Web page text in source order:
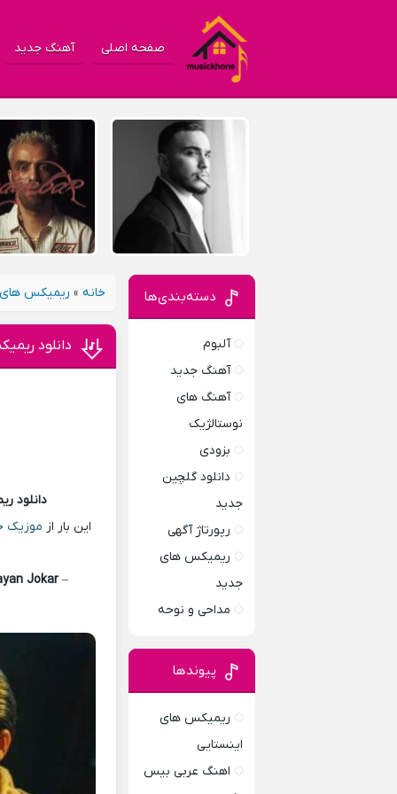
صفحه اصلی آهنگ جدید
خانه » ریمیکس
دانلود
دانلود
این بار از موزیک
Jokar –
دسته‌بندی‌ها
آلبوم
آهنگ جدید
آهنگ های
نوستالژیک
بزودی
دانلود گلچین
جدید
رپورتاژ آگهی
ریمیکس های
جدید
مداحی و نوحه
پیوندها
ریمیکس های
اینستایی
اهنگ عربی بیس